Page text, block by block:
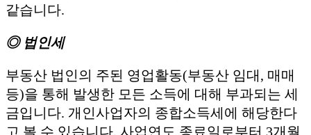
같습니다.
◎ 법인세
부동산 법인의 주된 영업활동(부동산 임대, 매매
등)을 통해 발생한 모든 소득에 대해 부과되는 세
금입니다. 개인사업자의 종합소득세에 해당한다
고 볼 수 있습니다. 사업연도 종료일로부터 3개월